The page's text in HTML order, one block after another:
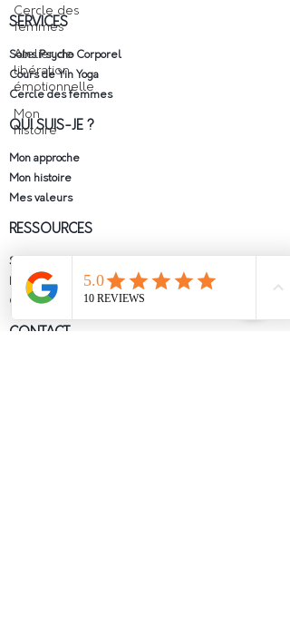
Cercle des
femmes
Atelier de
libération
émotionnelle
Mon
histoire
SERVICES
Soins Psycho Corporel
Cours de Yin Yoga
Cercle des femmes
QUI SUIS-JE ?
Mon approche
Mon histoire
Mes valeurs
RESSOURCES
S'inscrire à la newsletter
Blog
Où me trouver ?
CONTACT